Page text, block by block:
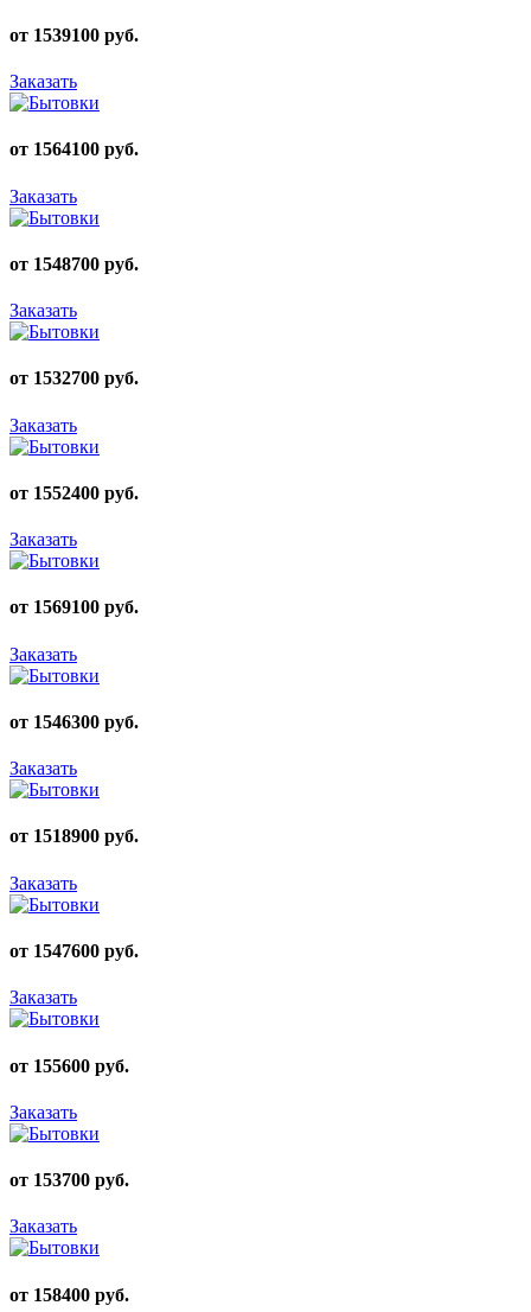
от 1539100 руб.
Заказать
от 1564100 руб.
Заказать
от 1548700 руб.
Заказать
от 1532700 руб.
Заказать
от 1552400 руб.
Заказать
от 1569100 руб.
Заказать
от 1546300 руб.
Заказать
от 1518900 руб.
Заказать
от 1547600 руб.
Заказать
от 155600 руб.
Заказать
от 153700 руб.
Заказать
от 158400 руб.